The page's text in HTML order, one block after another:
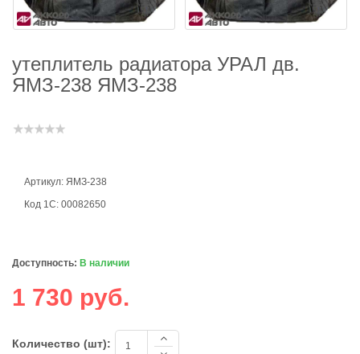
утеплитель радиатора УРАЛ дв.
ЯМЗ-238 ЯМЗ-238
Артикул: ЯМЗ-238
Код 1С: 00082650
Доступность: В наличии
1 730 руб.
Количество (шт):